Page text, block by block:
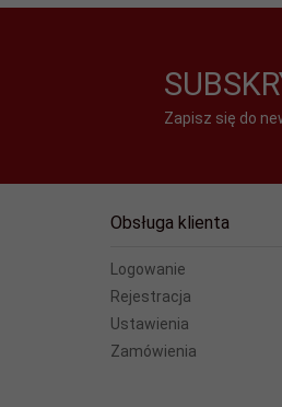
Rozdzielczość
Waga:
Zapisz się do
Obsługa klienta
Logowanie
Rejestracja
Ustawienia
Zamówienia